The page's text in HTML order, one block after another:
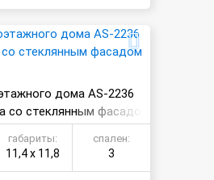
дома AS-2236
со стеклянным фасадо
габариты:
11,4 х 11,8
спален:
3